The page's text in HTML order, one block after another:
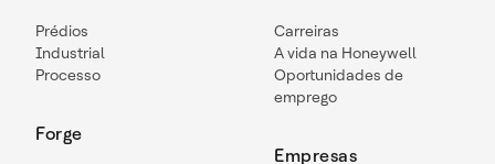
Prédios
Industrial
Processo
Forge
Carreiras
A vida na Honeywell
Oportunidades de
emprego
Empresas